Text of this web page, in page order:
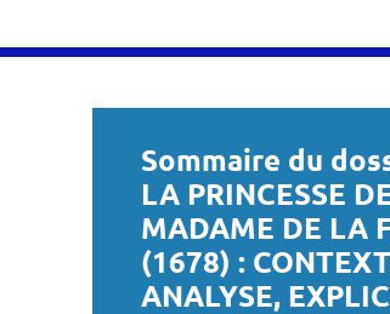
Sommaire du
LA PRINCESSE
MADAME DE LA
(1678) :
ANALYSE,